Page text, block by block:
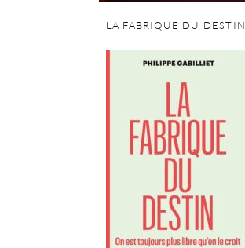
LA FABRIQUE DU DESTIN